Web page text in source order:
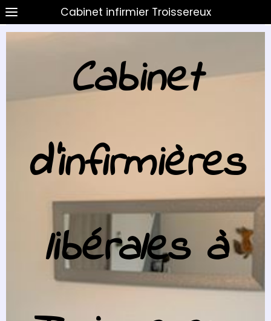
Cabinet infirmier Troissereux
Cabinet
d'infirmières
libérales à